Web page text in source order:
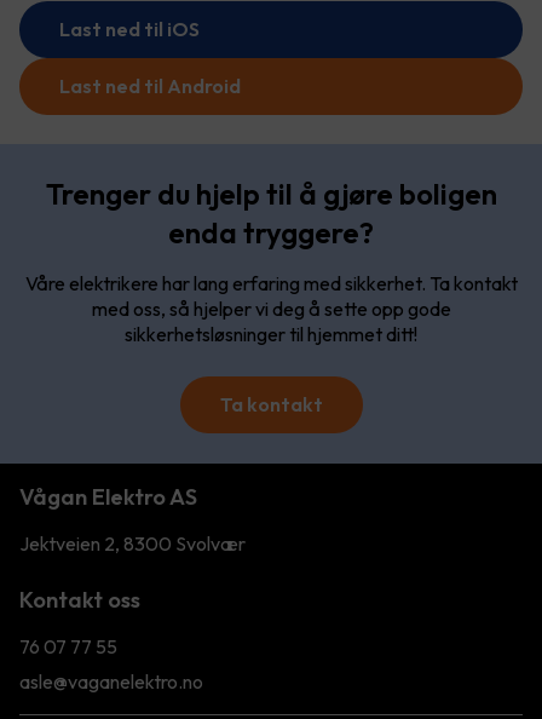
Last ned til iOS
Last ned til Android
Trenger du hjelp til å gjøre boligen
enda tryggere?
Våre elektrikere har lang erfaring med sikkerhet. Ta kontakt
med oss, så hjelper vi deg å sette opp gode
sikkerhetsløsninger til hjemmet ditt!
Ta kontakt
Vågan Elektro AS
Jektveien 2, 8300 Svolvær
Kontakt oss
76 07 77 55
asle@vaganelektro.no